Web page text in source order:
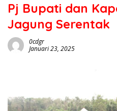
Pj Bupati dan
Jagung Serentak
0cdgr
Januari 23, 2025